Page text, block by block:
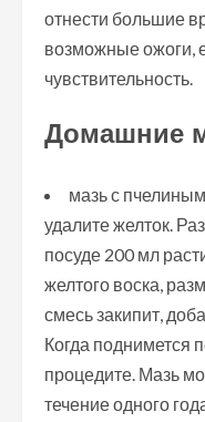
отнести большие
возможные ожоги,
чувствительность.
Домашние
мазь с
удалите желток.
посуде 200 мл
желтого воска,
смесь закипит,
Когда поднимется
процедите. Мазь
течение одного